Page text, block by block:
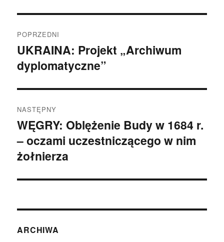
wpisu
POPRZEDNI
Poprzedni
wpis:
UKRAINA: Projekt „Archiwum
dyplomatyczne”
NASTĘPNY
Następny
wpis:
WĘGRY: Oblężenie Budy w 1684 r.
– oczami uczestniczącego w nim
żołnierza
ARCHIWA